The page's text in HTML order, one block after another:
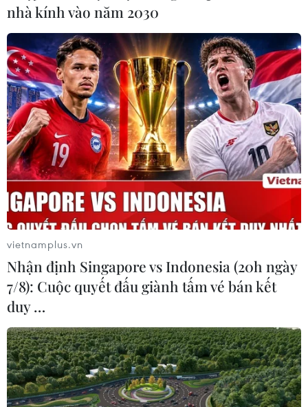
Lực lượng chức năng tỉnh Điện Biên bắt giữ hai đối
tượng, thu giữ 140 gói màu xanh và hồng có ký hiệu chữ
A, bên trong chứa các viên nén màu hồng nghi là ma
túy tổng hợp.
Hà Nội tiêu hủy 63 tấn hàng hóa vi phạm
trị giá gần 6 tỷ đồng
21/11/2019 01:26
Lực lượng Quản lý thị trường Hà Nội vừa tiến hành tiêu
nhà kính vào năm 2030
vietnamplus.vn
Nhận định Singapore vs Indonesia (20h ngày
7/8): Cuộc quyết đấu giành tấm vé bán kết
duy …